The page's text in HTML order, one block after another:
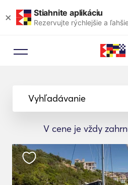
× Stiahnite aplikáciu
Rezervujte rýchlejšie a
Vyhľadávanie
V cene je vždy